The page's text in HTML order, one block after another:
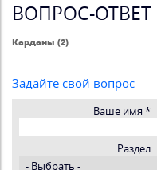
ВОПРОС-ОТВЕТ
Карданы (2)
Задайте свой вопрос
Ваше имя *
Раздел